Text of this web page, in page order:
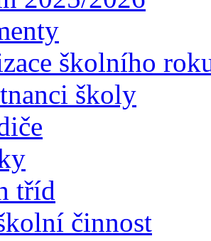
školního
školy
tříd
činnost